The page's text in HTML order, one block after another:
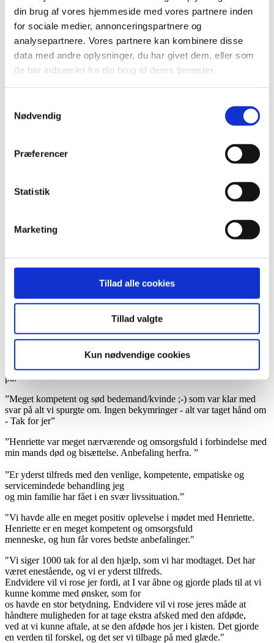
din brug af vores hjemmeside med vores partnere inden
for sociale medier, annonceringspartnere og
analysepartnere. Vores partnere kan kombinere disse
data med andre oplysninger, du har givet dem, eller som
de har indsamlet fra din brug af deres tjenester.
Nødvendig
Præferencer
Statistik
Marketing
Tillad alle cookies
Tillad valgte
Kun nødvendige cookies
Du er her:
Forside -
2023
2024
2023
2020
Vinter
Kundeudtalelser forår 2023
Det var så godt organiseret 👍
kontakt, det har fra start til slut gjort en kæmpe forskel på helt
forløbet omkring min far bortgang.
Tusinde tak for jeres uvurderlige hjælp og for jeres måde at være
på.
”Meget kompetent og sød bedemand/kvinde ;-) som var klar med
svar på alt vi spurgte om. Ingen bekymringer - alt var taget hånd om
- Tak for jer”
”Henriette var meget nærværende og omsorgsfuld i forbindelse med
min mands død og bisættelse. Anbefaling herfra. ”
”Er yderst tilfreds med den venlige, kompetente, empatiske og
servicemindede behandling jeg
og min familie har fået i en svær livssituation.”
"Vi havde alle en meget positiv oplevelse i mødet med Henriette.
Henriette er en meget kompetent og omsorgsfuld
menneske, og hun får vores bedste anbefalinger."
"Vi siger 1000 tak for al den hjælp, som vi har modtaget. Det har
været enestående, og vi er yderst tilfreds.
Endvidere vil vi rose jer fordi, at I var åbne og gjorde plads til at vi
kunne komme med ønsker, som for
os havde en stor betydning. Endvidere vil vi rose jeres måde at
håndtere muligheden for at tage ekstra afsked med den afdøde,
ved at vi kunne aftale, at se den afdøde hos jer i kisten. Det gjorde
en verden til forskel, og det ser vi tilbage på med glæde."